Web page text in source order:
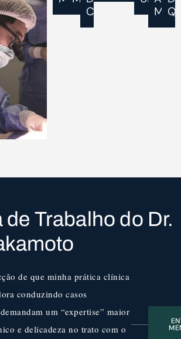
CONSTRIÇÃOMAIS
Trabalho do Dr.
de que minha prática clínica
conduzindo casos
um “expertise” maior
e delicadeza no trato com o